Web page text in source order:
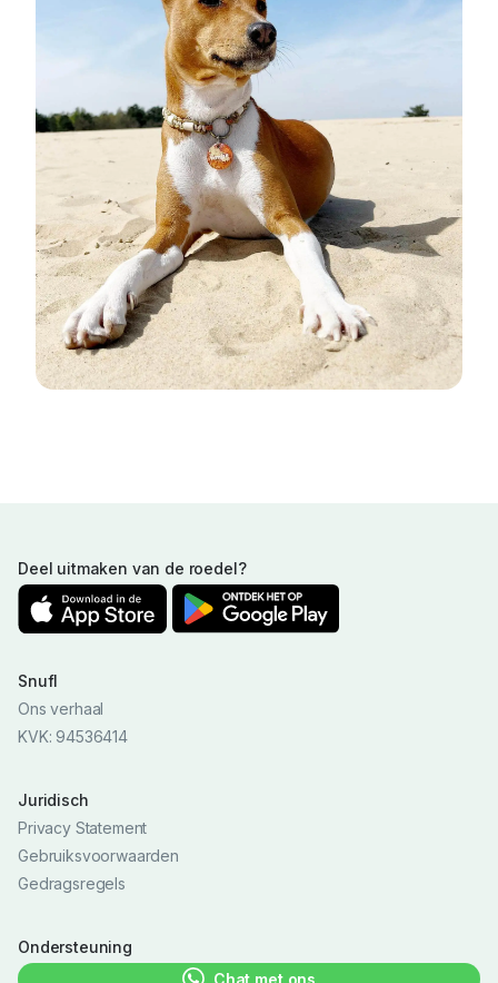
Deel uitmaken van de roedel?
Snufl
Ons verhaal
KVK: 94536414
Juridisch
Privacy Statement
Gebruiksvoorwaarden
Gedragsregels
Ondersteuning